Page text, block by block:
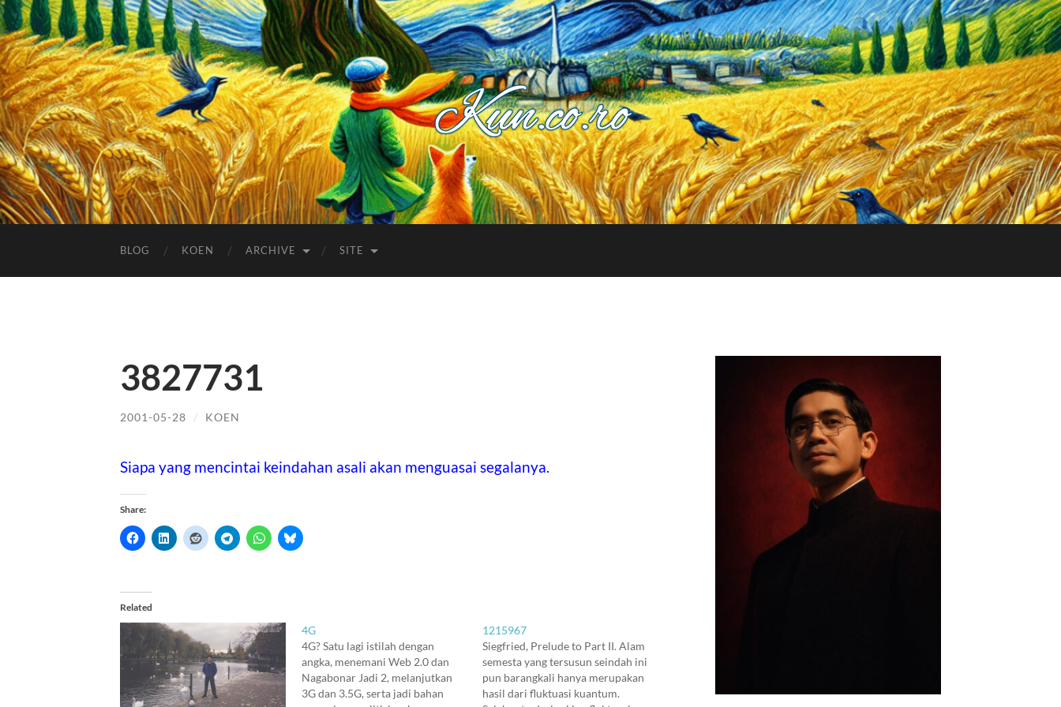
Kuncoro++
BLOG KOEN ARCHIVE SITE
3827731
2001-05-28 / KOEN
Siapa yang mencintai keindahan asali akan menguasai segalanya.
Share:
Related
4G
4G? Satu lagi istilah dengan
angka, menemani Web 2.0 dan
Nagabonar Jadi 2, melanjutkan
3G dan 3.5G, serta jadi bahan
1215967
Siegfried, Prelude to Part II. Alam
semesta yang tersusun seindah ini
pun barangkali hanya merupakan
hasil dari fluktuasi kuantum.